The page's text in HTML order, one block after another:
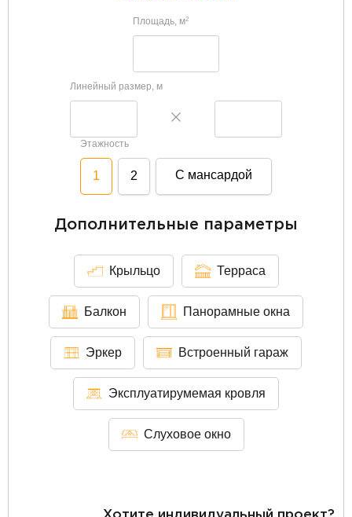
Площадь, м2
Линейный размер, м
Этажность
1 2 С мансардой
Дополнительные параметры
Крыльцо Терраса
Балкон Панорамные окна
Эркер Встроенный гараж
Эксплуатирумемая кровля
Слуховое окно